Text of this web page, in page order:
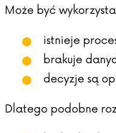
Może być
istnieje
brakuje
decyzje są
Dlatego podobne